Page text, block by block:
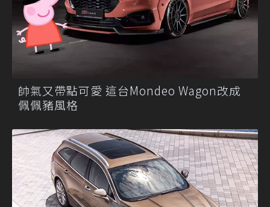
帥氣又帶點可愛 這台Mondeo Wagon改成
佩佩豬風格